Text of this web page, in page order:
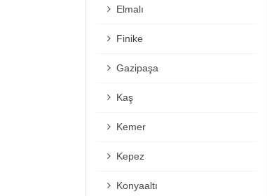
Elmalı
Finike
Gazipaşa
Kaş
Kemer
Kepez
Konyaaltı